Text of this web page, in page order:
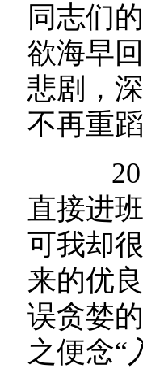
同志们
欲海早
悲剧，
不再重
直接进
可我却
来的优
误贪婪
之便念“